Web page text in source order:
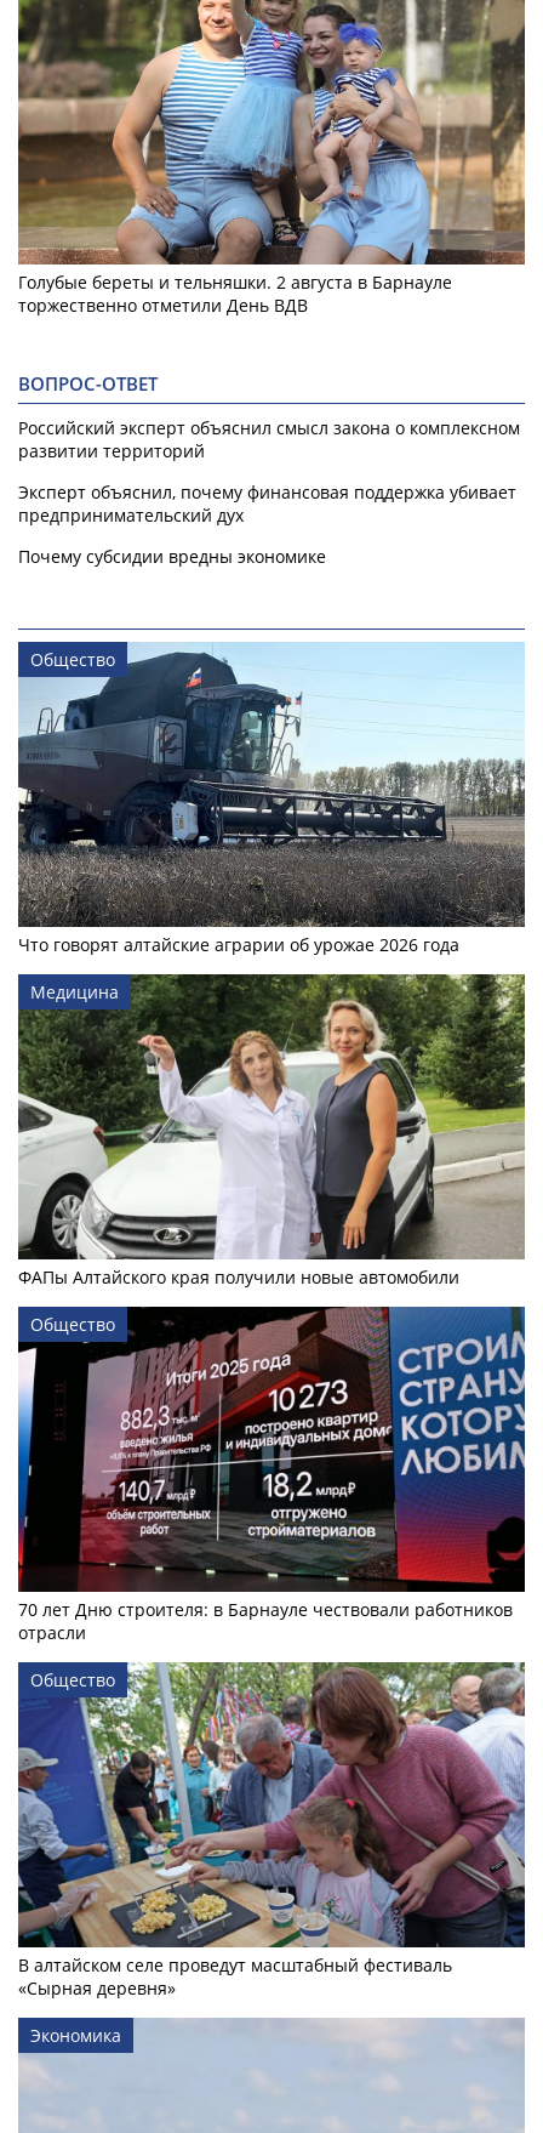
Голубые береты и тельняшки. 2 августа в Барнауле
торжественно отметили День ВДВ
ВОПРОС-ОТВЕТ
Российский эксперт объяснил смысл закона о комплексном
развитии территорий
Эксперт объяснил, почему финансовая поддержка убивает
предпринимательский дух
Почему субсидии вредны экономике
Общество
Что говорят алтайские аграрии об урожае 2026 года
Медицина
ФАПы Алтайского края получили новые автомобили
Общество
70 лет Дню строителя: в Барнауле чествовали работников
отрасли
Общество
В алтайском селе проведут масштабный фестиваль
«Сырная деревня»
Экономика